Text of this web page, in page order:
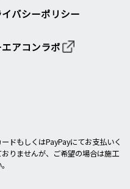
イバシーポリシー
エアコンラボ
ドもしくはPayPayにてお支払いく
りませんが、ご希望の場合は施工